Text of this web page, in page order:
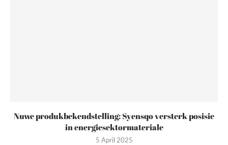
Nuwe produkbekendstelling: Syensqo versterk posisie
in energiesektormateriale
5 April 2025